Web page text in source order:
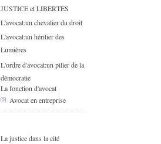
JUSTICE et LIBERTES
L'avocat:un chevalier du droit
L'avocat:un héritier des
Lumières
L'ordre d'avocat:un pilier de la
démocratie
La fonction d'avocat
Avocat en entreprise
La justice dans la cité